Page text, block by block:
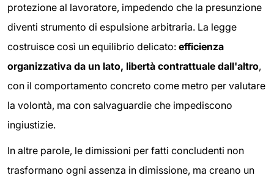
protezione al lavoratore, impedendo che la presunzione
diventi strumento di espulsione arbitraria. La legge
costruisce così un equilibrio delicato: efficienza
organizzativa da un lato, libertà contrattuale dall'altro,
con il comportamento concreto come metro per valutare
la volontà, ma con salvaguardie che impediscono
ingiustizie.
In altre parole, le dimissioni per fatti concludenti non
trasformano ogni assenza in dimissione, ma creano un